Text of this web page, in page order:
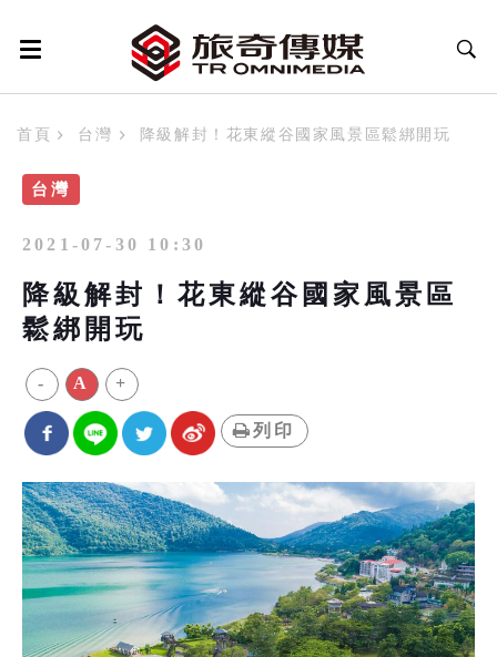
首頁 台灣 降級解封！花東縱谷國家風景區鬆綁開玩
台灣
2021-07-30 10:30
降級解封！花東縱谷國家風景區
鬆綁開玩
- A +
列印